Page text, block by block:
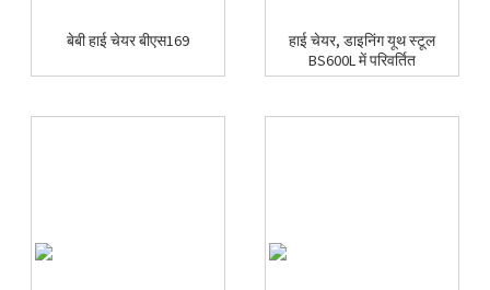
बेबी हाई चेयर बीएस169
हाई चेयर, डाइनिंग यूथ स्टूल
BS600L में परिवर्तित